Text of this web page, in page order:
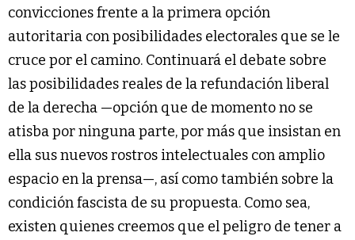
convicciones frente a la primera opción
autoritaria con posibilidades electorales que se le
cruce por el camino. Continuará el debate sobre
las posibilidades reales de la refundación liberal
de la derecha —opción que de momento no se
atisba por ninguna parte, por más que insistan en
ella sus nuevos rostros intelectuales con amplio
espacio en la prensa—, así como también sobre la
condición fascista de su propuesta. Como sea,
existen quienes creemos que el peligro de tener a